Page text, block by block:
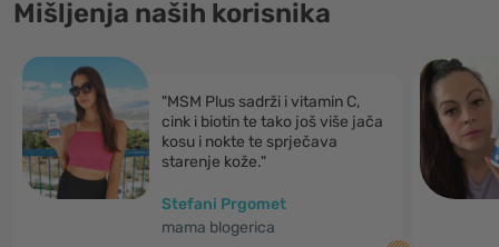
Mišljenja naših korisnika
"MSM Plus sadrži i vitamin C,
cink i biotin te tako još više jača
kosu i nokte te sprječava
starenje kože."
Stefani Prgomet
mama blogerica